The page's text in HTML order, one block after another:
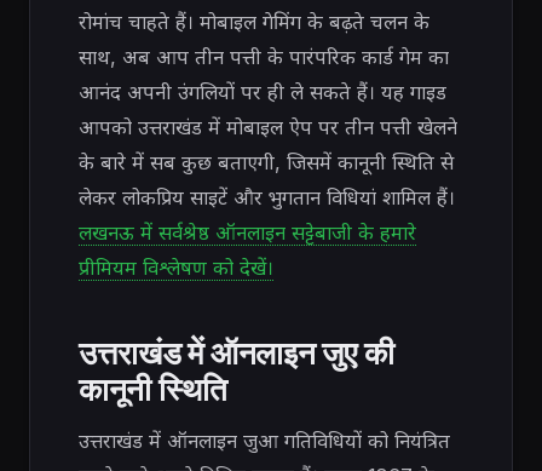
रोमांच चाहते हैं। मोबाइल गेमिंग के बढ़ते चलन के
साथ, अब आप तीन पत्ती के पारंपरिक कार्ड गेम का
आनंद अपनी उंगलियों पर ही ले सकते हैं। यह गाइड
आपको उत्तराखंड में मोबाइल ऐप पर तीन पत्ती खेलने
के बारे में सब कुछ बताएगी, जिसमें कानूनी स्थिति से
लेकर लोकप्रिय साइटें और भुगतान विधियां शामिल हैं।
लखनऊ में सर्वश्रेष्ठ ऑनलाइन सट्टेबाजी के हमारे
प्रीमियम विश्लेषण को देखें।
उत्तराखंड में ऑनलाइन जुए की
कानूनी स्थिति
उत्तराखंड में ऑनलाइन जुआ गतिविधियों को नियंत्रित